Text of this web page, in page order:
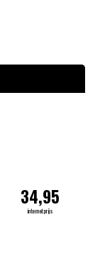
34,95
internetprijs